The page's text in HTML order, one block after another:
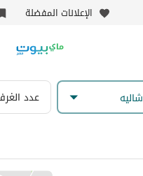
الإعلانات المفضلة
شاليه